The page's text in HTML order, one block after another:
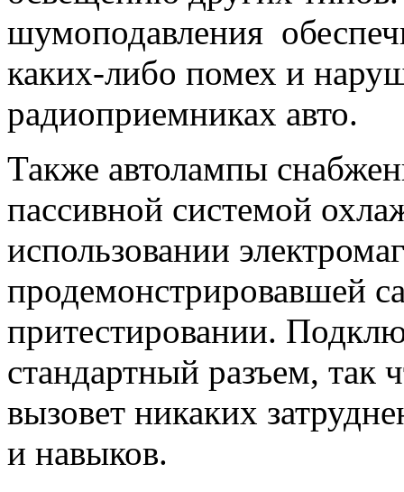
шумоподавления
каких-либо помех и
радиоприемниках авто.
Также автолампы
пассивной системой
использовании
продемонстрировавшей
притестировании.
стандартный разъем, так
вызовет никаких
и навыков.